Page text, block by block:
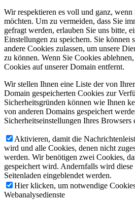
Wir respektieren es voll und ganz, wenn
möchten. Um zu vermeiden, dass Sie
gefragt werden, erlauben Sie uns bitte,
Einstellungen zu speichern. Sie können
andere Cookies zulassen, um unsere
zu können. Wenn Sie Cookies
Cookies auf unserer Domain entfernt.
Wir stellen Ihnen eine Liste der von
Domain gespeicherten Cookies zur
Sicherheitsgründen können wie Ihnen
von anderen Domains gespeichert
Sicherheitseinstellungen Ihres Browsers
Aktivieren, damit die
wird und alle Cookies, denen nicht
werden. Wir benötigen zwei Cookies,
gespeichert wird. Andernfalls wird
Seitenladen eingeblendet werden.
Hier klicken, um notwendige
Webanalysedienste